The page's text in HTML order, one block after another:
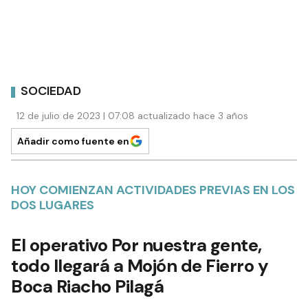
SOCIEDAD
12 de julio de 2023 | 07:08 actualizado hace 3 años
Añadir como fuente en
HOY COMIENZAN ACTIVIDADES PREVIAS EN LOS
DOS LUGARES
El operativo Por nuestra gente,
todo llegará a Mojón de Fierro y
Boca Riacho Pilagá